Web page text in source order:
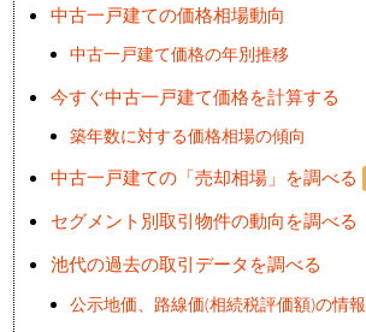
中古一戸建ての価格相場動向
中古一戸建て価格の年別推移
今すぐ中古一戸建て価格を計算する
築年数に対する価格相場の傾向
中古一戸建ての「売却相場」を調べる
セグメント別取引物件の動向を調べる
池代の過去の取引データを調べる
公示地価、路線価(相続税評価額)の情報